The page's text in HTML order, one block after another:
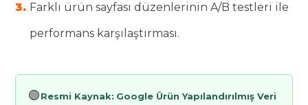
Farklı ürün sayfası düzenlerinin A/B testleri ile
performans karşılaştırması.
🟢Resmi Kaynak: Google Ürün Yapılandırılmış Veri